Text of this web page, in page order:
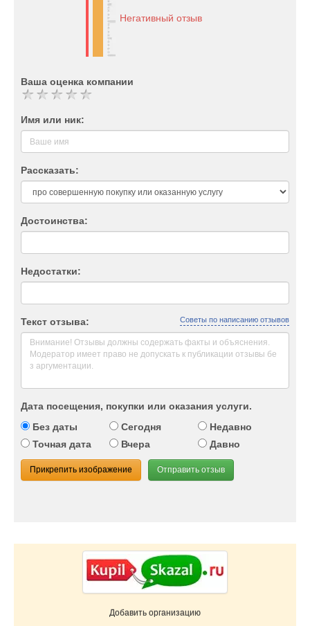
Негативный отзыв
Ваша оценка компании
Имя или ник:
Рассказать:
Достоинства:
Недостатки:
Текст отзыва: Советы по написанию отзывов
Дата посещения, покупки или оказания услуги.
Без даты
Сегодня
Недавно
Точная дата
Вчера Давно
Прикрепить изображение Отправить отзыв
Добавить организацию